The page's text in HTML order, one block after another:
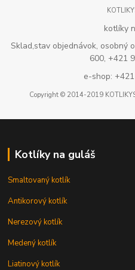
kotlíky
Sklad,stav objednávok, osobný
600, +421
e-shop:
Copyright © 2014-2019
Kotlíky na guláš
Smaltovaný kotlík
Antikorový kotlík
Nerezový kotlík
Medený kotlík
Liatinový kotlík